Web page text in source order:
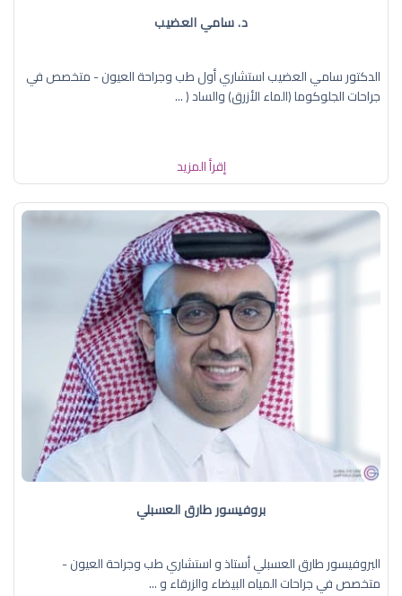
د. سامي العضيب
الدكتور سامي العضيب استشاري أول طب وجراحة العيون - متخصص في
جراحات الجلوكوما (الماء الأزرق) والساد ( ...
إقرأ المزيد
بروفيسور طارق العسبلي
البروفيسور طارق العسبلي أستاذ و استشاري طب وجراحة العيون -
متخصص في جراحات المياه البيضاء والزرقاء و ...